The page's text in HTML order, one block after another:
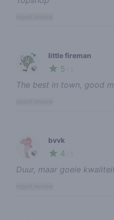
🍃
little fireman
5
The best in town, good
🍃
bvvk
4
Duur, maar goeie